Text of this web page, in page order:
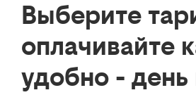
Выберите
оплачивайте
удобно - день